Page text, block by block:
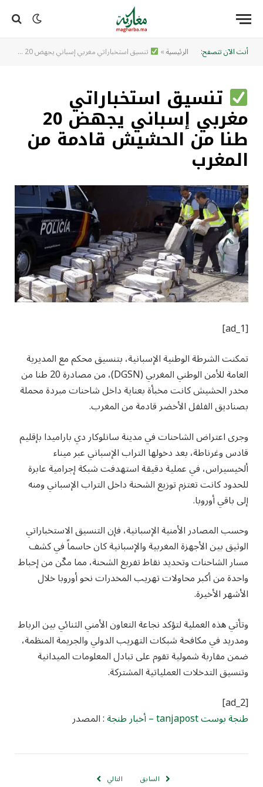
أنت الآن تتصفح: الرئيسية» تنسيق استخباراتي مغربي إسباني يجهض 20 طنا من الحشيش قادمة من المغرب
تنسيق استخباراتي
مغربي إسباني يجهض 20
طنا من الحشيش قادمة من
المغرب
[ad_1]
تمكنت الشرطة الوطنية الإسبانية، بتنسيق محكم مع المديرية
العامة للأمن الوطني المغربي (DGSN)، من مصادرة 20 طنا من
مخدر الحشيش كانت مخبأة بعناية داخل شاحنات مبردة محملة
بصناديق الفلفل الأخضر قادمة من المغرب.
وجرى اعتراض الشاحنات في مدينة سانلوكار دي باراميدا بإقليم
قادس وغرناطة، بعد دخولها التراب الإسباني عبر ميناء
ألخيسيراس، في عملية دقيقة استهدفت شبكة إجرامية عابرة
للحدود كانت تعتزم توزيع الشحنة داخل التراب الإسباني ومنه
إلى باقي أوروبا.
وحسب المصادر الأمنية الإسبانية، فإن التنسيق الاستخباراتي
الوثيق بين الأجهزة المغربية والإسبانية كان حاسماً في كشف
مسار الشاحنات وتحديد نقاط تفريغ الشحنة، مما مكّن من إحباط
واحدة من أكبر محاولات تهريب المخدرات نحو أوروبا خلال
الأشهر الأخيرة.
وتأتي هذه العملية لتؤكد نجاعة التعاون الأمني الثنائي بين الرباط
ومدريد في مكافحة شبكات التهريب الدولي والجريمة المنظمة،
ضمن مقاربة شمولية تقوم على تبادل المعلومات الميدانية
وتنسيق التدخلات العملياتية المشتركة.
[ad_2]
طنجة بوست tanjapost – أخبار طنجة : المصدر
السابق التالي